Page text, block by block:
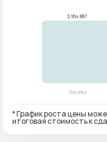
* График роста цены
итоговая стоимость к